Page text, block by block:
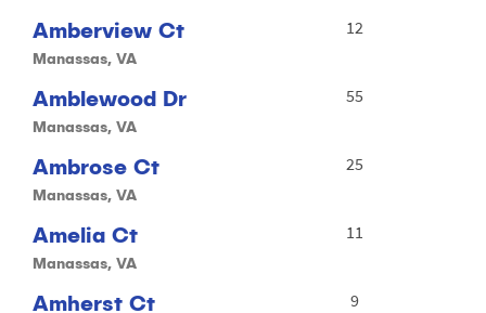
Amberview Ct
Manassas, VA
12
Amblewood Dr
Manassas, VA
55
Ambrose Ct
Manassas, VA
25
Amelia Ct
Manassas, VA
11
Amherst Ct 9